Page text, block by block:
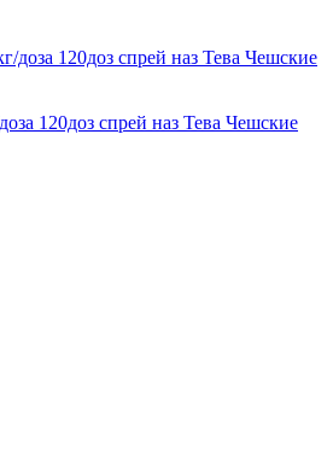
120доз спрей наз Тева Чешские